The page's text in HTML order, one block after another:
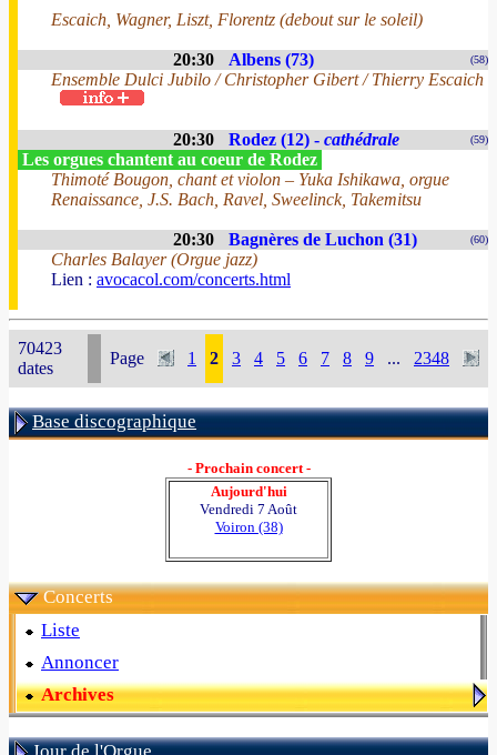
Escaich, Wagner, Liszt, Florentz (debout sur le soleil)
20:30 Albens (73) (58)
Ensemble Dulci Jubilo / Christopher Gibert / Thierry Escaich
20:30 Rodez (12) - cathédrale (59)
Les orgues chantent au coeur de Rodez
Thimoté Bougon, chant et violon – Yuka Ishikawa, orgue
Renaissance, J.S. Bach, Ravel, Sweelinck, Takemitsu
20:30 Bagnères de Luchon (31) (60)
Charles Balayer (Orgue jazz)
Lien : avocacol.com/concerts.html
70423
dates
Page 1 2 3 4 5 6 7 8 9 ... 2348
Base discographique
- Prochain concert -
Aujourd'hui
Vendredi 7 Août
Voiron (38)
Concerts
Liste
Annoncer
Archives